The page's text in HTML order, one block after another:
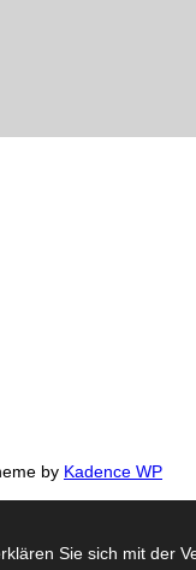
by Kadence WP
Sie sich mit der